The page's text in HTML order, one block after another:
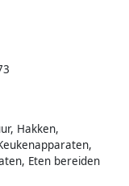
Hakken,
Eten bereiden